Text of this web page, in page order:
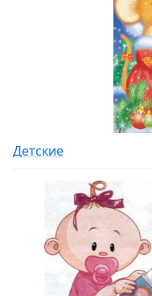
Детские